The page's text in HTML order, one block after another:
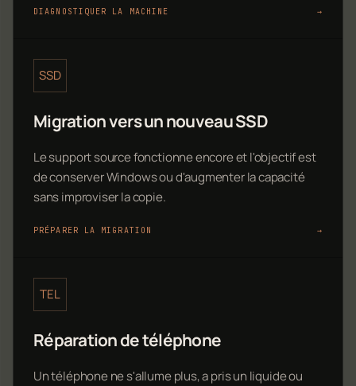
DIAGNOSTIQUER LA MACHINE →
SSD
Migration vers un nouveau SSD
Le support source fonctionne encore et l'objectif est
de conserver Windows ou d'augmenter la capacité
sans improviser la copie.
PRÉPARER LA MIGRATION →
TEL
Réparation de téléphone
Un téléphone ne s'allume plus, a pris un liquide ou